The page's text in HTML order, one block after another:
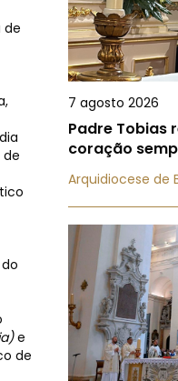
de
de
e
de
7 agosto 2026
Padre Tobias
coração
Arquidiocese de